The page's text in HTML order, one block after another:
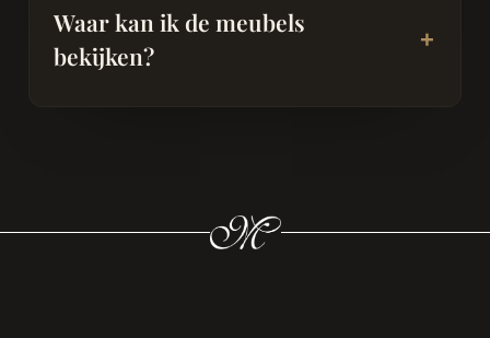
Waar kan ik de meubels
bekijken?